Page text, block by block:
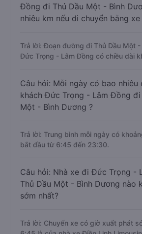
Đồng đi Thủ Dầu Một - Bình
nhiêu km nếu di chuyển bằng xe
Trả lời: Đoạn đường đi Thủ Dầu Một
Đức Trọng - Lâm Đồng có chiều dài
Câu hỏi: Mỗi ngày có bao nhiêu
khách Đức Trọng - Lâm Đồng đi
Một - Bình Dương ?
Trả lời: Trung bình mỗi ngày có
bắt đầu từ 6:45 đến 23:30.
Câu hỏi: Nhà xe đi Đức Trọng -
Thủ Dầu Một - Bình Dương nào
sớm nhất?
Trả lời: Chuyến xe có giờ xuất phát